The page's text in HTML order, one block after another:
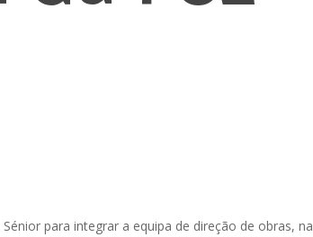
para integrar a equipa de direção de obras, na